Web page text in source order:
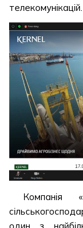
телекомунікацій.
Компанія
один з